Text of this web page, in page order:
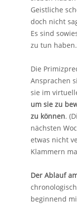
Geistliche
doch nicht
Es sind
zu tun
Die
Ansprachen
sie im
um sie zu
zu können.
nächsten
etwas nicht
Klammern
Der Ablauf
beginnend